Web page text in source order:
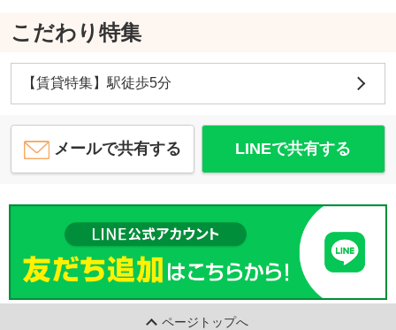
こだわり特集
【賃貸特集】駅徒歩5分
メールで共有する LINEで共有する
ページトップへ